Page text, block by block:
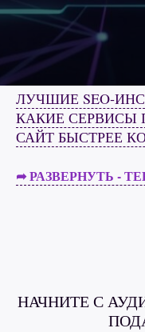
ЛУЧШИЕ
КАКИЕ СЕРВИСЫ
САЙТ БЫСТРЕЕ
➦ РАЗВЕРНУТЬ -
НАЧНИТЕ С